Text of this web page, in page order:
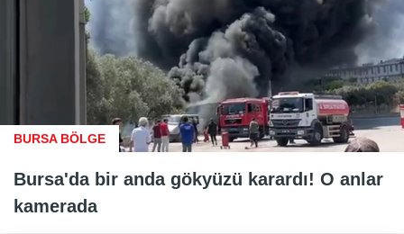
BURSA BÖLGE
Bursa'da bir anda gökyüzü karardı! O anlar
kamerada